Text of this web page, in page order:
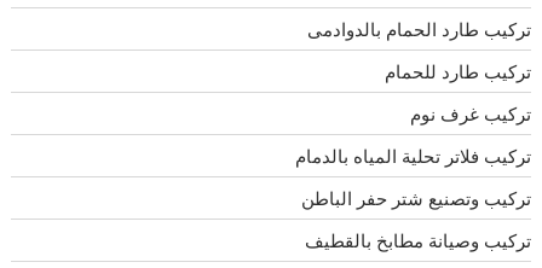
تركيب طارد الحمام بالدوادمى
تركيب طارد للحمام
تركيب غرف نوم
تركيب فلاتر تحلية المياه بالدمام
تركيب وتصنيع شتر حفر الباطن
تركيب وصيانة مطابخ بالقطيف